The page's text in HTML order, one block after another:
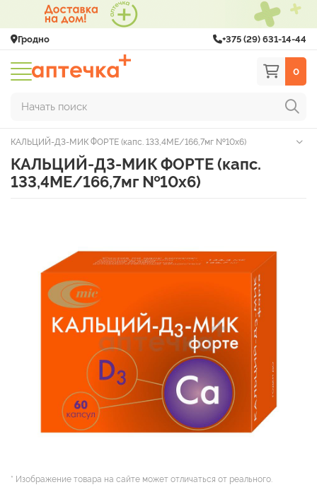
Гродно +375 (29) 631-14-44
0
Начать поиск
КАЛЬЦИЙ-Д3-МИК ФОРТЕ (капс. 133,4МЕ/166,7мг №10х6)
КАЛЬЦИЙ-Д3-МИК ФОРТЕ (капс.
133,4МЕ/166,7мг №10х6)
* Изображение товара на сайте может отличаться от реального.